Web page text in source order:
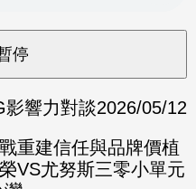
影響力對談2026/05/12
重建信任與品牌價植
VS尤努斯三零小單元